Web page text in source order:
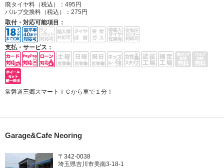
廃タイヤ料（税込）： 495円
バルブ交換料（税込）： 275円
取付・対応可能項目：
支払・サービス：
常磐道三郷スマートＩＣから車で１分！
Garage&Cafe Neoring
〒342-0038
埼玉県吉川市美南3-18-1